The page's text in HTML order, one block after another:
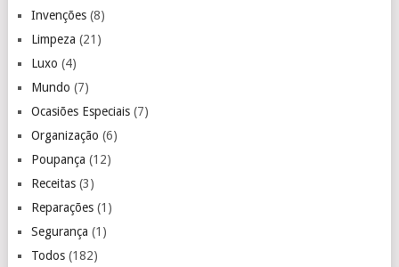
Invenções(8)
Limpeza (21)
Luxo (4)
Mundo (7)
Ocasiões Especiais(7)
Organização (6)
Poupança (12)
Receitas(3)
Reparações(1)
Segurança (1)
Todos(182)